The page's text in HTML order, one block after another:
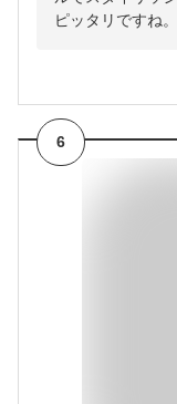
ピッタリですね。
6